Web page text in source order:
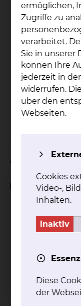
Celler
Worum geht
Neu
Innerhalb
Klinische
ermöglichen,
Zugriffe zu
verarbeitet.
Sie in unserer
können Ihre
jederzeit in
widerrufen.
über den
Webseiten.
Cookies
Video-,
Inhalten.
inaktiv
Diese
der